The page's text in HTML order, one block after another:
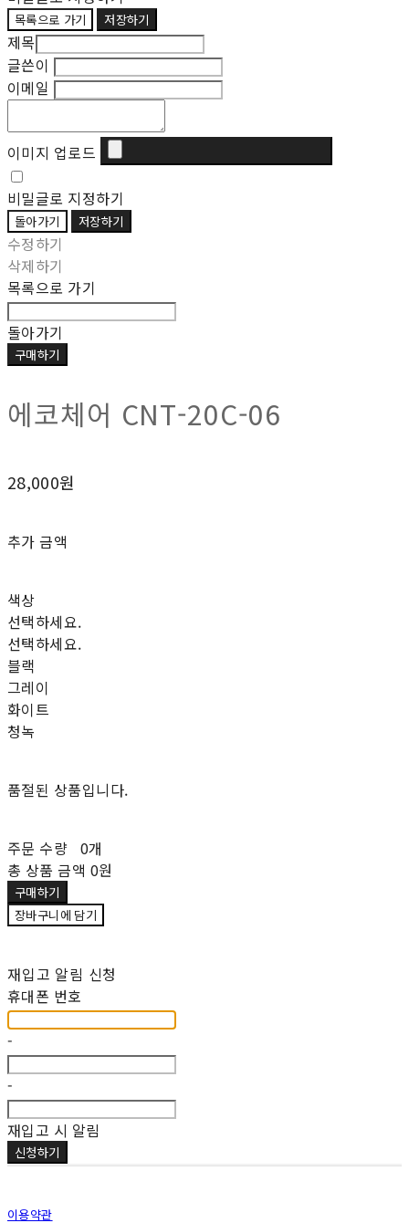
목록으로 가기 저장하기
제목
글쓴이
이메일
이미지 업로드
비밀글로 지정하기
돌아가기 저장하기
수정하기
삭제하기
목록으로 가기
돌아가기
구매하기
에코체어 CNT-20C-06
28,000원
추가 금액
색상
선택하세요.
선택하세요.
블랙
그레이
화이트
청녹
품절된 상품입니다.
주문 수량 0개
총 상품 금액 0원
구매하기
장바구니에 담기
재입고 알림 신청
휴대폰 번호
-
-
재입고 시 알림
신청하기
이용약관